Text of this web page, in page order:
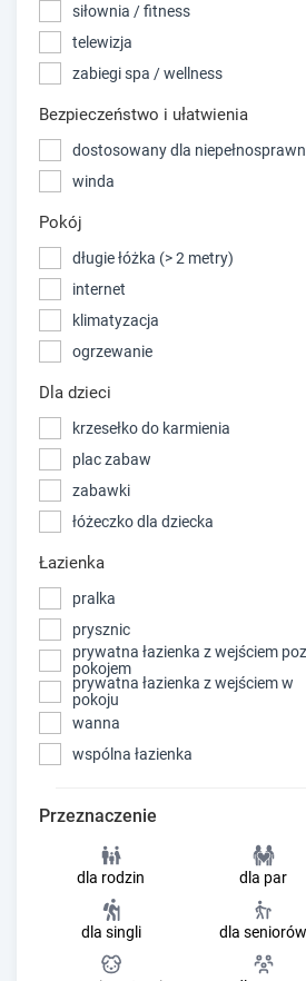
siłownia / fitness
telewizja
zabiegi spa / wellness
Bezpieczeństwo i ułatwienia
dostosowany dla
winda
Pokój
długie łóżka (> 2 metry)
internet
klimatyzacja
ogrzewanie
Dla dzieci
krzesełko do karmienia
plac zabaw
zabawki
łóżeczko dla dziecka
Łazienka
pralka
prysznic
prywatna łazienka z wejściem
pokojem
prywatna łazienka z wejściem w
pokoju
wanna
wspólna łazienka
Przeznaczenie
dla rodzin dla par
dla singli dla seniorów